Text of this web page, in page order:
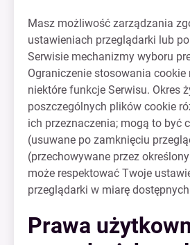
Masz możliwość zarządzania
ustawieniach przeglądarki lub
Serwisie mechanizmy wyboru
Ograniczenie stosowania cookie
niektóre funkcje Serwisu. Okres
poszczególnych plików cookie
ich przeznaczenia; mogą to być
(usuwane po zamknięciu
(przechowywane przez
może respektować Twoje
przeglądarki w miarę
Prawa